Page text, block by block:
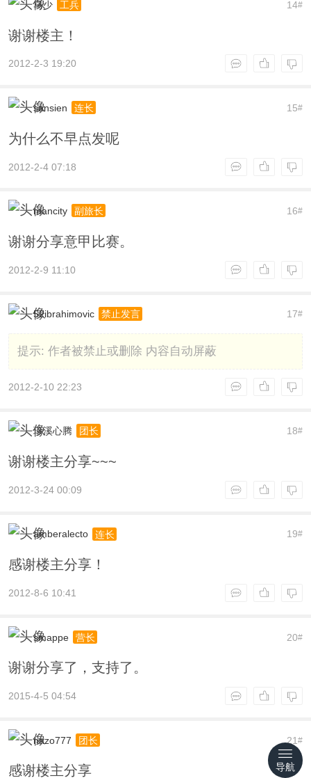
14#
马少 工兵
谢谢楼主！
2012-2-3 19:20
15#
sansien 连长
为什么不早点发呢
2012-2-4 07:18
16#
mancity 副旅长
谢谢分享意甲比赛。
2012-2-9 11:10
17#
52ibrahimovic 禁止发言
提示: 作者被禁止或删除 内容自动屏蔽
2012-2-10 22:23
18#
珍溪心腾 团长
谢谢楼主分享~~~
2012-3-24 00:09
19#
amberalecto 连长
感谢楼主分享！
2012-8-6 10:41
20#
smappe 营长
谢谢分享了，支持了。
2015-4-5 04:54
21#
nazo777 团长
感谢楼主分享 导航